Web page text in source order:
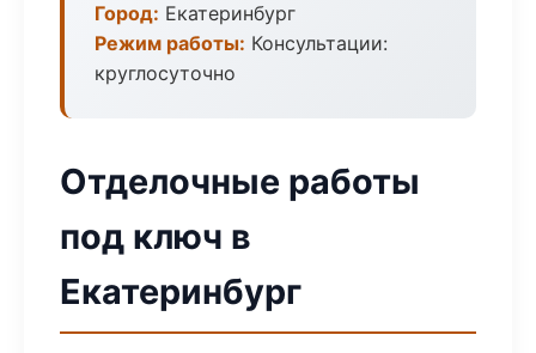
Город: Екатеринбург
Режим работы: Консультации:
круглосуточно
Отделочные работы
под ключ в
Екатеринбург